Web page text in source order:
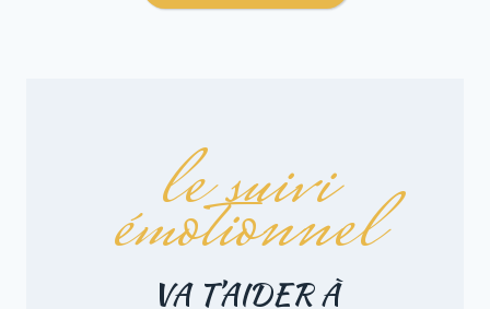
le suivi
émotionnel
VA T’AIDER À